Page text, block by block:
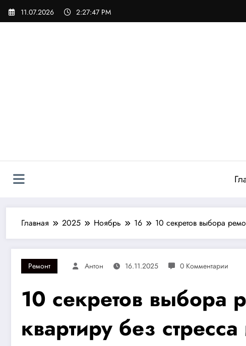
Перейти
11.07.2026 2:27:49 PM
Главная 2025 Ноябрь 16 10 секретов выбора
Ремонт Антон 16.11.2025 0 Комментарии
10 секретов выбора
квартиру без